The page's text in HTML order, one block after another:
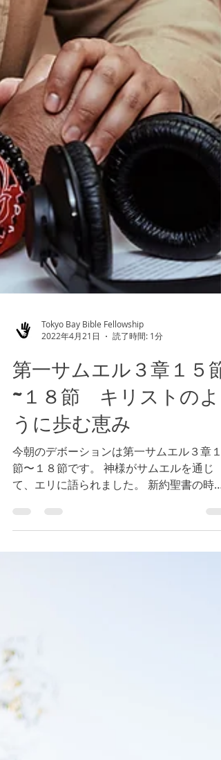
2022年4月21日
読了時間: 1分
第一サムエル３章１５節
~１８節 キリストのよ
うに歩む恵み
今朝のデボーションは第一サムエル３章１
節〜１８節です。 神様がサムエルを通じ
て、エリに語られました。 新約聖書の時代